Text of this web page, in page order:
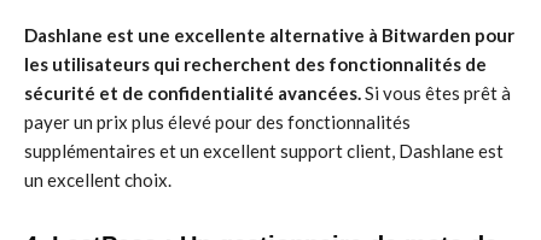
Dashlane est une excellente alternative à Bitwarden pour
les utilisateurs qui recherchent des fonctionnalités de
sécurité et de confidentialité avancées.Si vous êtes prêt à
payer un prix plus élevé pour des fonctionnalités
supplémentaires et un excellent support client, Dashlane est
un excellent choix.